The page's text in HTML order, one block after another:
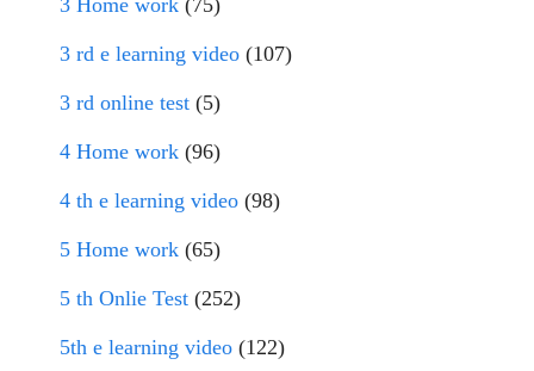
3 Home work (75)
3 rd e learning video (107)
3 rd online test (5)
4 Home work (96)
4 th e learning video (98)
5 Home work (65)
5 th Onlie Test (252)
5th e learning video (122)